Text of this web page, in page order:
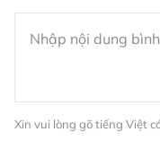
Xin vui lòng gõ tiếng Việt